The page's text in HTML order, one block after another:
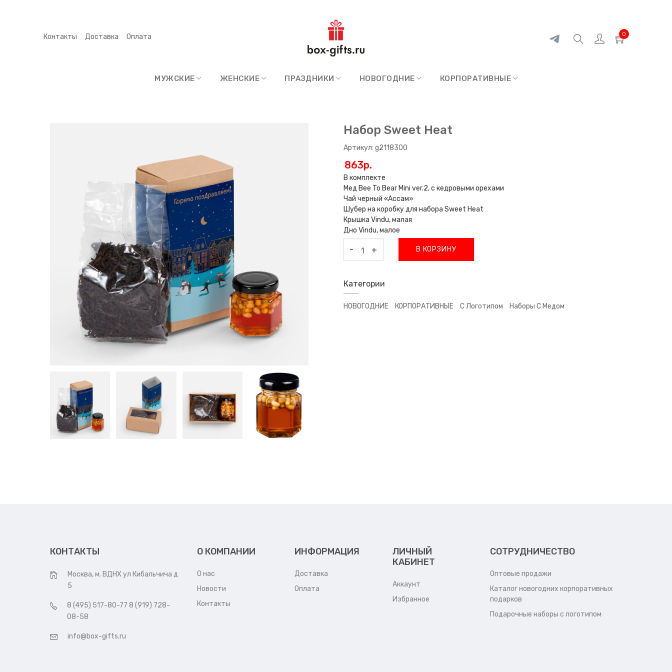
Контакты Доставка Оплата
МУЖСКИЕ ЖЕНСКИЕ ПРАЗДНИКИ НОВОГОДНИЕ КОРПОРАТИВНЫЕ
0
Набор Sweet Heat
Артикул: g2118300
863p.
В комплекте
Мед Bee To Bear Mini ver.2, с кедровыми орехами
Чай черный «Ассам»
Шубер на коробку для набора Sweet Heat
Крышка Vindu, малая
Дно Vindu, малое
- + В КОРЗИНУ
Категории
НОВОГОДНИЕ КОРПОРАТИВНЫЕ С Логотипом Наборы С Медом
КОНТАКТЫ
Москва, м. ВДНХ ул Кибальчича д
5
8 (495) 517-80-77 8 (919) 728-
08-58
info@box-gifts.ru
О КОМПАНИИ
О нас
Новости
Контакты
ИНФОРМАЦИЯ
Доставка
Оплата
ЛИЧНЫЙ
КАБИНЕТ
Аккаунт
Избранное
СОТРУДНИЧЕСТВО
Оптовые продажи
Каталог новогодних корпоративных
подарков
Подарочные наборы с логотипом